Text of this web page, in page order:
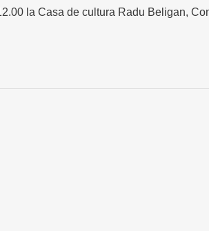
la Casa de cultura Radu Beligan,